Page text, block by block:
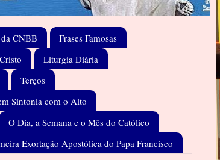
CNBB
Frases Famosas
Liturgia Diária
Terços
Sintonia com o Alto
O Dia, a Semana e o Mês do Católico
Exortação Apostólica do Papa Francisco